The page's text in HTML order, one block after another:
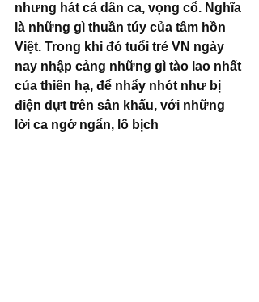
nhưng hát cả dân ca, vọng cổ. Nghĩa
là những gì thuần túy của tâm hồn
Việt. Trong khi đó tuổi trẻ VN ngày
nay nhập cảng những gì tào lao nhất
của thiên hạ, để nhẩy nhót như bị
điện dựt trên sân khấu, với những
lời ca ngớ ngẩn, lố bịch